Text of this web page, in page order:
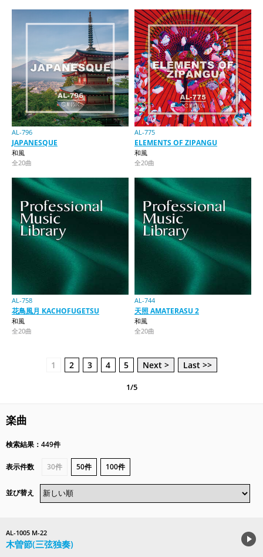
AL-796
JAPANESQUE
和風
全20曲
AL-775
ELEMENTS OF ZIPANGU
和風
全20曲
AL-758
花鳥風月 KACHOFUGETSU
和風
全20曲
AL-744
天照 AMATERASU 2
和風
全20曲
1 2 3 4 5 Next > Last >>
1/5
楽曲
検索結果：449件
表示件数 30件 50件 100件
並び替え
AL-1005 M-22
木曽節(三弦独奏)